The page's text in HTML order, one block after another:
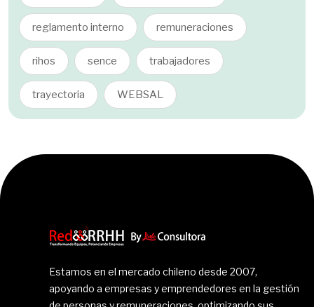
reglamento interno remuneraciones
rihos sence trabajadores
trayectoria WEBSAL
Estamos en el mercado chileno desde 2007,
apoyando a empresas y emprendedores en la gestión